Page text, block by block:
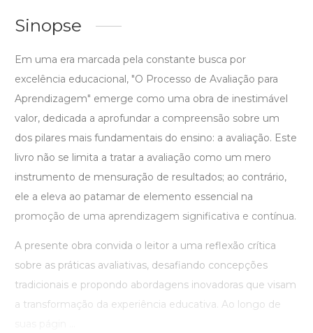
Sinopse
Em uma era marcada pela constante busca por
excelência educacional, "O Processo de Avaliação para
Aprendizagem" emerge como uma obra de inestimável
valor, dedicada a aprofundar a compreensão sobre um
dos pilares mais fundamentais do ensino: a avaliação. Este
livro não se limita a tratar a avaliação como um mero
instrumento de mensuração de resultados; ao contrário,
ele a eleva ao patamar de elemento essencial na
promoção de uma aprendizagem significativa e contínua.
A presente obra convida o leitor a uma reflexão crítica
sobre as práticas avaliativas, desafiando concepções
tradicionais e propondo abordagens inovadoras que visam
a transformação da experiência educativa. Ao longo de